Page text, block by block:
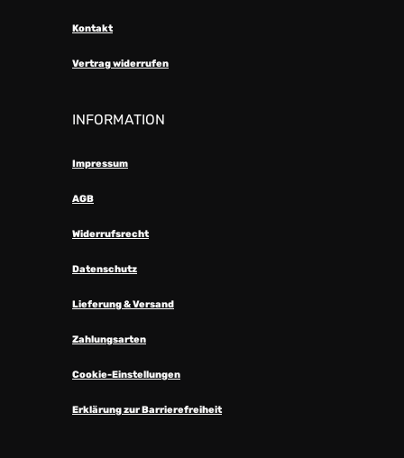
Kontakt
Vertrag widerrufen
INFORMATION
Impressum
AGB
Widerrufsrecht
Datenschutz
Lieferung & Versand
Zahlungsarten
Cookie-Einstellungen
Erklärung zur Barrierefreiheit